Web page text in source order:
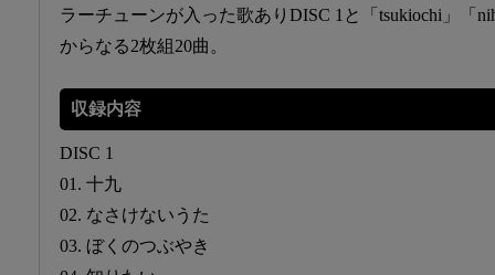
ラーチューンが入った歌ありDISC 1と「tsukiochi」「
からなる2枚組20曲。
収録内容
DISC 1
01. 十九
02. なさけないうた
03. ぼくのつぶやき